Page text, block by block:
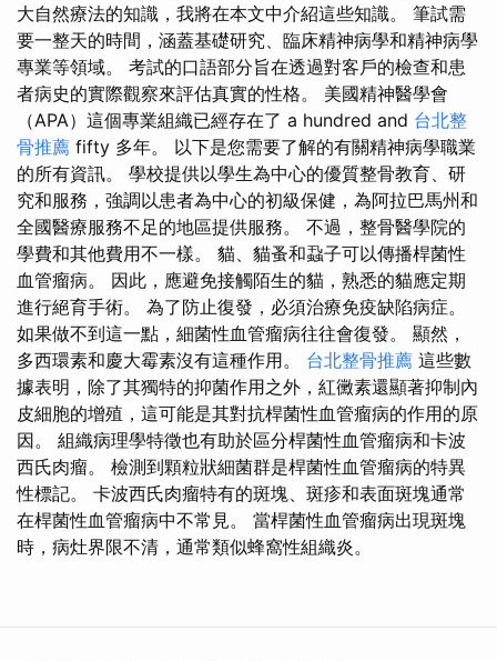
大自然療法的知識，我將在本文中介紹這些知識。 筆試需
要一整天的時間，涵蓋基礎研究、臨床精神病學和精神病學
專業等領域。 考試的口語部分旨在透過對客戶的檢查和患
者病史的實際觀察來評估真實的性格。 美國精神醫學會
（APA）這個專業組織已經存在了 a hundred and 台北整
骨推薦 fifty 多年。 以下是您需要了解的有關精神病學職業
的所有資訊。 學校提供以學生為中心的優質整骨教育、研
究和服務，強調以患者為中心的初級保健，為阿拉巴馬州和
全國醫療服務不足的地區提供服務。 不過，整骨醫學院的
學費和其他費用不一樣。 貓、貓蚤和蝨子可以傳播桿菌性
血管瘤病。 因此，應避免接觸陌生的貓，熟悉的貓應定期
進行絕育手術。 為了防止復發，必須治療免疫缺陷病症。
如果做不到這一點，細菌性血管瘤病往往會復發。 顯然，
多西環素和慶大霉素沒有這種作用。 台北整骨推薦 這些數
據表明，除了其獨特的抑菌作用之外，紅黴素還顯著抑制內
皮細胞的增殖，這可能是其對抗桿菌性血管瘤病的作用的原
因。 組織病理學特徵也有助於區分桿菌性血管瘤病和卡波
西氏肉瘤。 檢測到顆粒狀細菌群是桿菌性血管瘤病的特異
性標記。 卡波西氏肉瘤特有的斑塊、斑疹和表面斑塊通常
在桿菌性血管瘤病中不常見。 當桿菌性血管瘤病出現斑塊
時，病灶界限不清，通常類似蜂窩性組織炎。